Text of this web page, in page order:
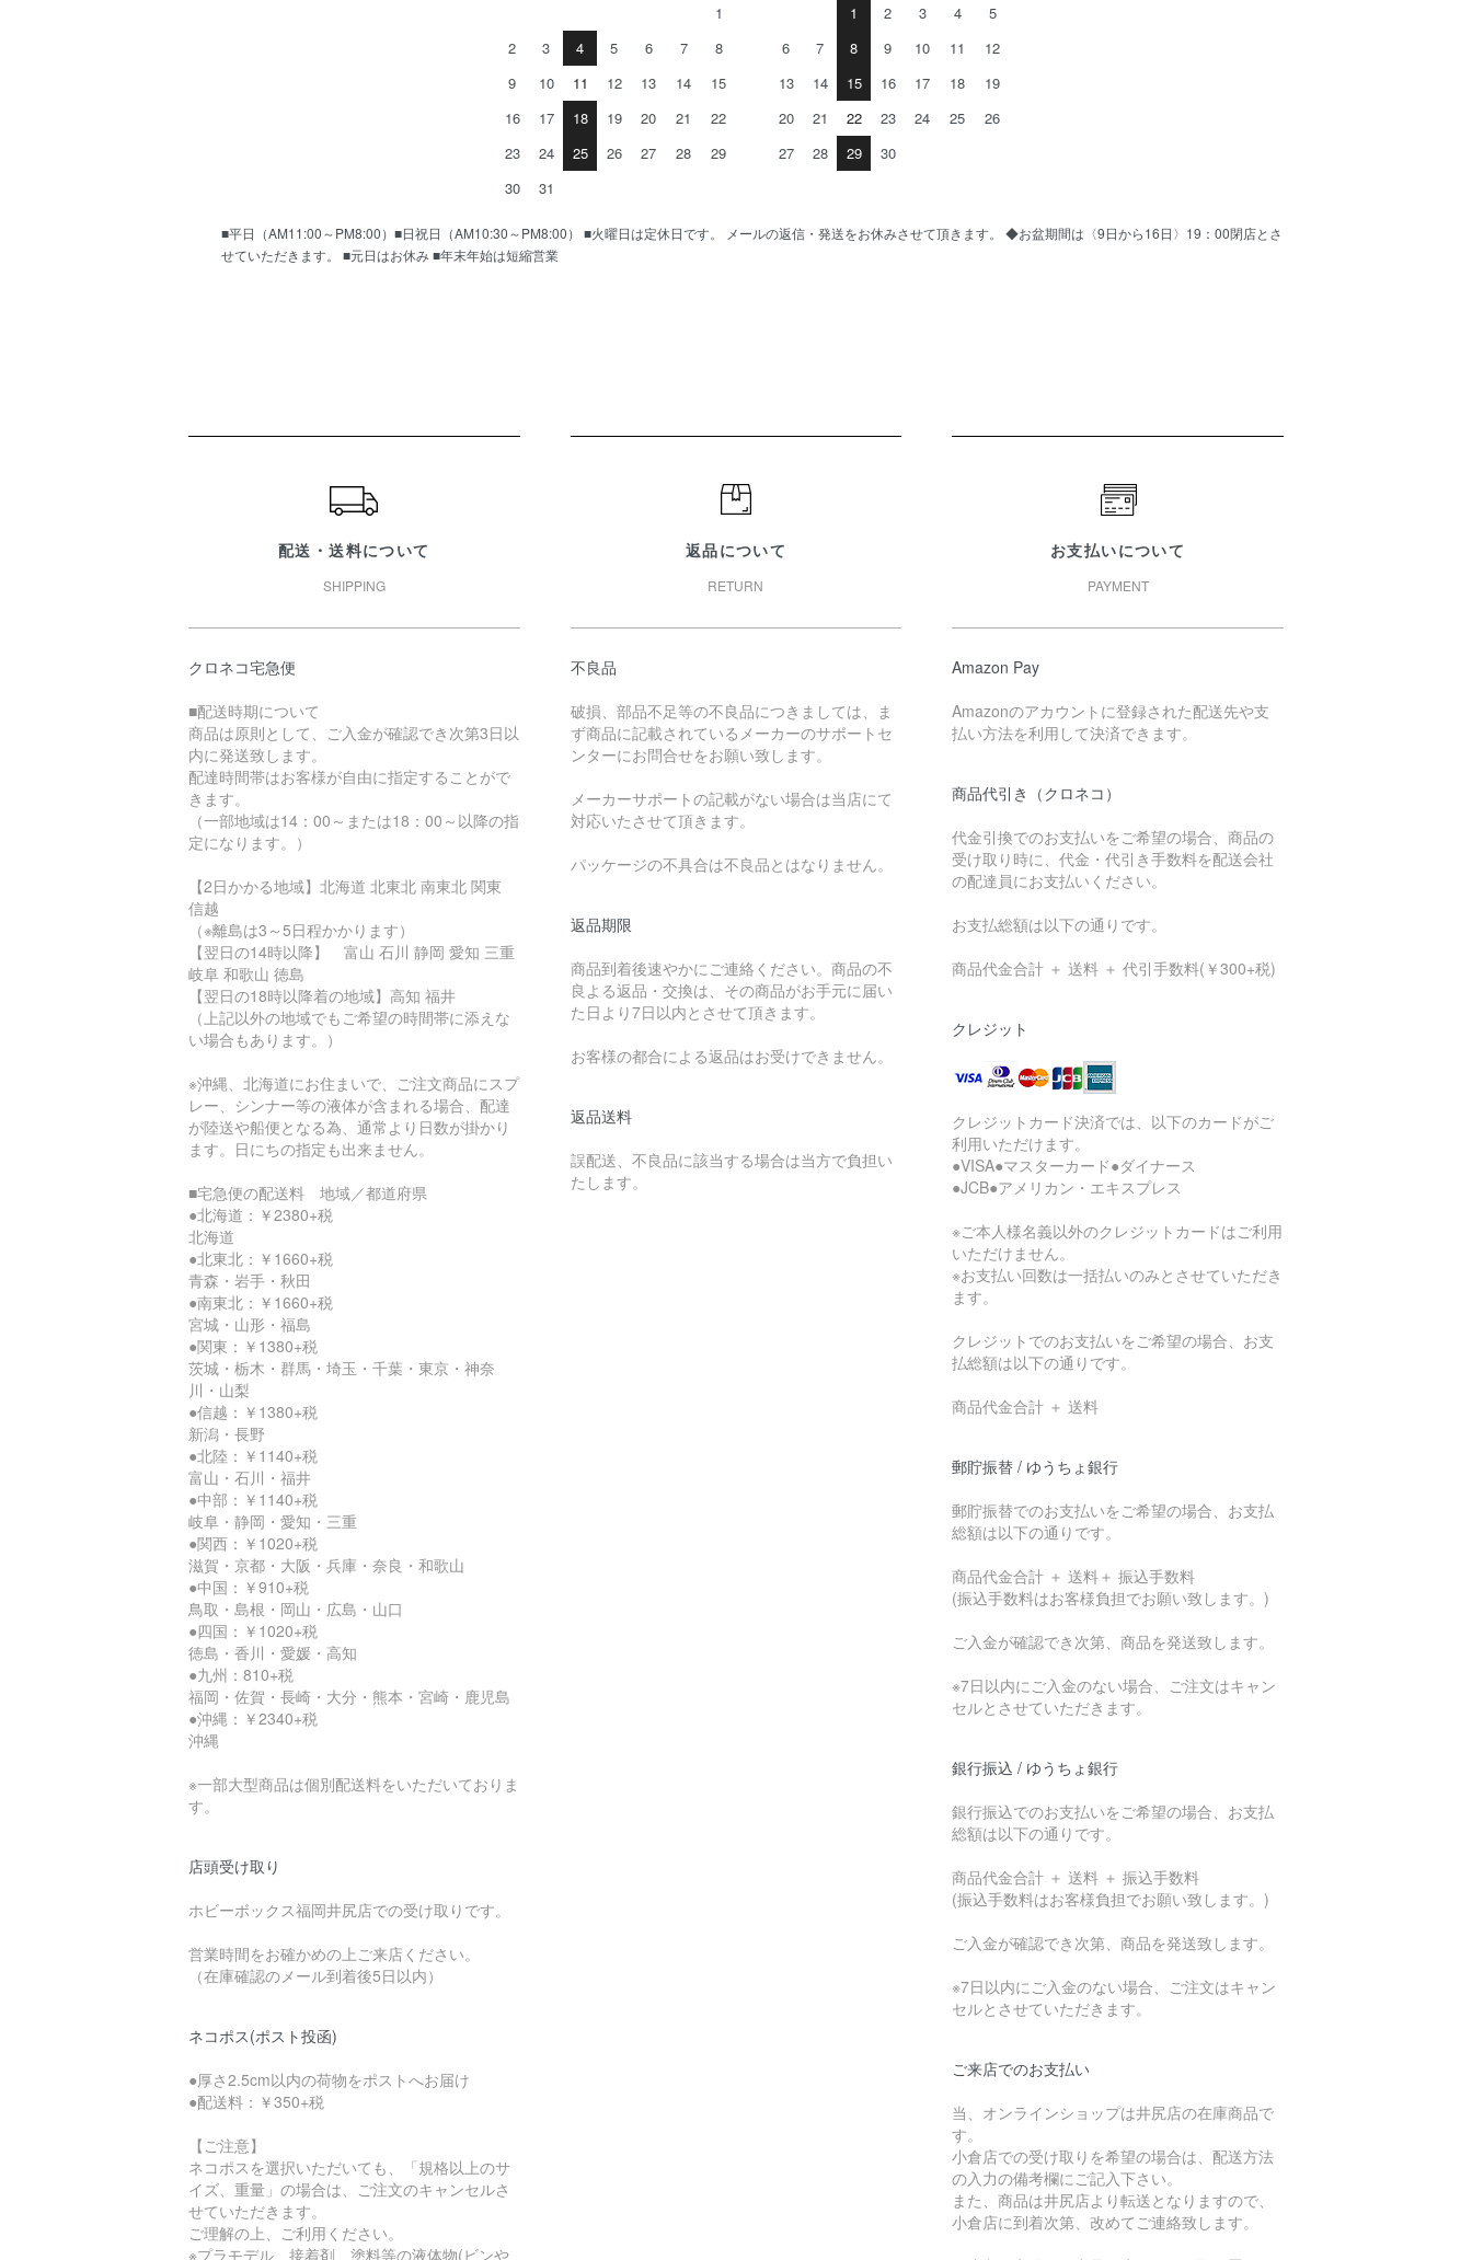
1
2
3 4 5 6 7
8
9
10 11 12 13 14
15
16
17 18 19 20 21
22
23
24 25 26 27 28
29
30
31
1
2 3 4
5
6
7 8 9 10 11
12
13
14 15 16 17 18
19
20
21 22 23 24 25
26
27
28 29 30
■平日（AM11:00～PM8:00）■日祝日（AM10:30～PM8:00） ■火曜日は定休日です。 メールの返信・発送をお休みさせて頂きます。 ◆お盆期間は〈9日から16日〉19：00閉店とさ
せていただきます。 ■元日はお休み ■年末年始は短縮営業
配送・送料について
SHIPPING
クロネコ宅急便
■配送時期について
商品は原則として、ご入金が確認でき次第3日以
内に発送致します。
配達時間帯はお客様が自由に指定することがで
きます。
（一部地域は14：00～または18：00～以降の指
定になります。）
【2日かかる地域】北海道 北東北 南東北 関東
信越
（※離島は3～5日程かかります）
【翌日の14時以降】 富山 石川 静岡 愛知 三重
岐阜 和歌山 徳島
【翌日の18時以降着の地域】高知 福井
（上記以外の地域でもご希望の時間帯に添えな
い場合もあります。）
※沖縄、北海道にお住まいで、ご注文商品にスプ
レー、シンナー等の液体が含まれる場合、配達
が陸送や船便となる為、通常より日数が掛かり
ます。日にちの指定も出来ません。
■宅急便の配送料 地域／都道府県
●北海道：￥2380+税
北海道
●北東北：￥1660+税
青森・岩手・秋田
●南東北：￥1660+税
宮城・山形・福島
●関東：￥1380+税
茨城・栃木・群馬・埼玉・千葉・東京・神奈
川・山梨
●信越：￥1380+税
新潟・長野
●北陸：￥1140+税
富山・石川・福井
●中部：￥1140+税
岐阜・静岡・愛知・三重
●関西：￥1020+税
滋賀・京都・大阪・兵庫・奈良・和歌山
●中国：￥910+税
鳥取・島根・岡山・広島・山口
●四国：￥1020+税
徳島・香川・愛媛・高知
●九州：810+税
福岡・佐賀・長崎・大分・熊本・宮崎・鹿児島
●沖縄：￥2340+税
沖縄
※一部大型商品は個別配送料をいただいておりま
す。
店頭受け取り
ホビーボックス福岡井尻店での受け取りです。
営業時間をお確かめの上ご来店ください。
（在庫確認のメール到着後5日以内）
ネコポス(ポスト投函)
●厚さ2.5cm以内の荷物をポストへお届け
●配送料：￥350+税
【ご注意】
ネコポスを選択いただいても、「規格以上のサ
イズ、重量」の場合は、ご注文のキャンセルさ
せていただきます。
ご理解の上、ご利用ください。
※プラモデル、接着剤、塗料等の液体物(ビンや
返品について
RETURN
不良品
破損、部品不足等の不良品につきましては、ま
ず商品に記載されているメーカーのサポートセ
ンターにお問合せをお願い致します。
メーカーサポートの記載がない場合は当店にて
対応いたさせて頂きます。
パッケージの不具合は不良品とはなりません。
返品期限
商品到着後速やかにご連絡ください。商品の不
良よる返品・交換は、その商品がお手元に届い
た日より7日以内とさせて頂きます。
お客様の都合による返品はお受けできません。
返品送料
誤配送、不良品に該当する場合は当方で負担い
たします。
お支払いについて
PAYMENT
Amazon Pay
Amazonのアカウントに登録された配送先や支
払い方法を利用して決済できます。
商品代引き（クロネコ）
代金引換でのお支払いをご希望の場合、商品の
受け取り時に、代金・代引き手数料を配送会社
の配達員にお支払いください。
お支払総額は以下の通りです。
商品代金合計 ＋ 送料 ＋ 代引手数料(￥300+税)
クレジット
クレジットカード決済では、以下のカードがご
利用いただけます。
●VISA●マスターカード●ダイナース
●JCB●アメリカン・エキスプレス
※ご本人様名義以外のクレジットカードはご利用
いただけません。
※お支払い回数は一括払いのみとさせていただき
ます。
クレジットでのお支払いをご希望の場合、お支
払総額は以下の通りです。
商品代金合計 ＋ 送料
郵貯振替 / ゆうちょ銀行
郵貯振替でのお支払いをご希望の場合、お支払
総額は以下の通りです。
商品代金合計 ＋ 送料＋ 振込手数料
(振込手数料はお客様負担でお願い致します。)
ご入金が確認でき次第、商品を発送致します。
※7日以内にご入金のない場合、ご注文はキャン
セルとさせていただきます。
銀行振込 / ゆうちょ銀行
銀行振込でのお支払いをご希望の場合、お支払
総額は以下の通りです。
商品代金合計 ＋ 送料 ＋ 振込手数料
(振込手数料はお客様負担でお願い致します。)
ご入金が確認でき次第、商品を発送致します。
※7日以内にご入金のない場合、ご注文はキャン
セルとさせていただきます。
ご来店でのお支払い
当、オンラインショップは井尻店の在庫商品で
す。
小倉店での受け取りを希望の場合は、配送方法
の入力の備考欄にご記入下さい。
また、商品は井尻店より転送となりますので、
小倉店に到着次第、改めてご連絡致します。